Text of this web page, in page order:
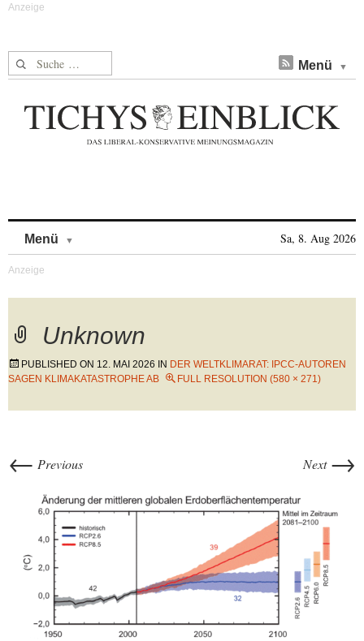
Suche nach: Menü
Menü Sa, 8. Aug 2026
Unknown
PUBLISHED ON 12. MAI 2026 IN DER WELTKLIMARAT: IPCC-AUTOREN
SAGEN KLIMAKATASTROPHE AB
FULL RESOLUTION (580 × 271)
← Previous Next →